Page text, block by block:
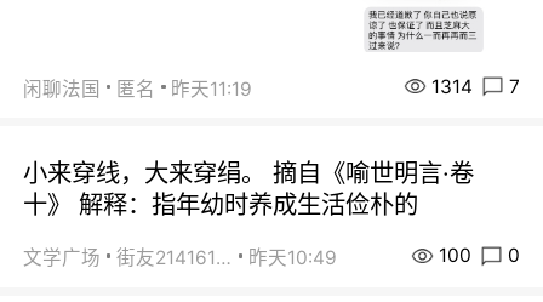
闲聊法国 匿名 昨天11:19 1314 7
小来穿线，大来穿绢。 摘自《喻世明言·卷
十》 解释：指年幼时养成生活俭朴的
文学广场 街友21416156 昨天10:49 100 0